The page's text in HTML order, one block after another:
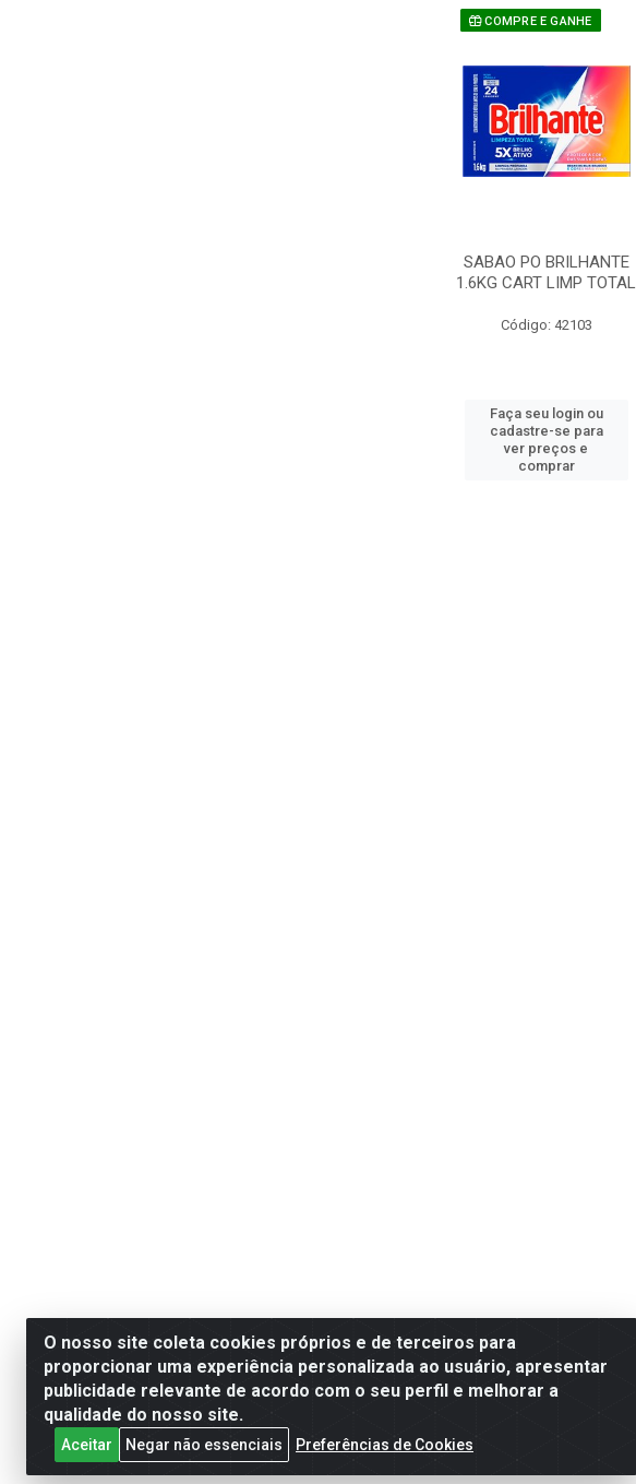
COMPRE E GANHE
SABAO PO BRILHANTE
1.6KG CART LIMP TOTAL
Código: 42103
Faça seu login ou
cadastre-se para
ver preços e
comprar
O nosso site coleta cookies próprios e de terceiros para
proporcionar uma experiência personalizada ao usuário, apresentar
publicidade relevante de acordo com o seu perfil e melhorar a
qualidade do nosso site.
Aceitar Negar não essenciais Preferências de Cookies